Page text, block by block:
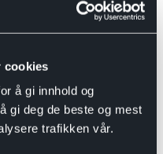
cookies
å gi innhold og
gi deg de beste og mest
trafikken vår.
og motor